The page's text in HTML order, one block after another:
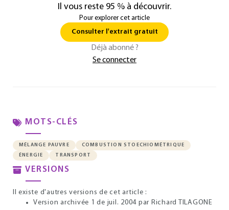
Il vous reste 95 % à découvrir.
Pour explorer cet article
Consulter l'extrait gratuit
Déjà abonné ?
Se connecter
MOTS-CLÉS
MÉLANGE PAUVRE
COMBUSTION STOECHIOMÉTRIQUE
ÉNERGIE
TRANSPORT
VERSIONS
Il existe d'autres versions de cet article :
Version archivée 1 de juil. 2004 par Richard TILAGONE